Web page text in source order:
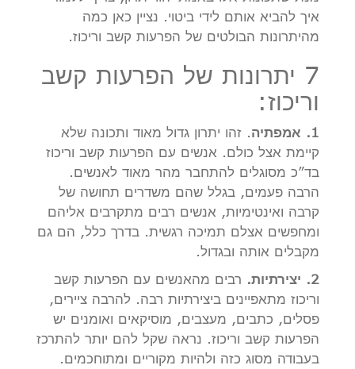
איך להביא אותם לידי ביטוי. נציין כאן כמה
מהיתרונות הבולטים של הפרעות קשב וריכוז.
7 יתרונות של הפרעות קשב
וריכוז:
1. אמפתיה
. זהו יתרון גדול מאוד ותכונה שלא
קיימת אצל כולם. אנשים עם הפרעות קשב וריכוז
בד”כ מסוגלים להתחבר מהר מאוד לאנשים.
הרבה פעמים, בגלל שהם משדרים תחושה של
קרבה ואינטימיות, אנשים רבים מתקרבים אליהם
ומחפשים אצלם תמיכה רגשית. בדרך כלל, הם גם
מקבלים אותה ובגדול.
2. יצירתיות.
רבים מהאנשים עם הפרעות קשב
וריכוז מתאפיינים ביצירתיות רבה. להרבה ציירים,
פסלים, כתבים, מעצבים, מוסיקאים ואומנים יש
הפרעות קשב וריכוז. נראה שקל להם יותר להתרכז
בעבודה מסוג כזה ולהיות מקוריים ומתוחכמים.